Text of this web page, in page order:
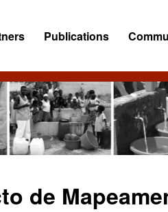
Publications
de